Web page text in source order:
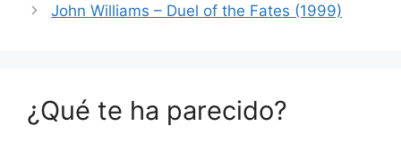
John Williams – Duel of the Fates (1999)
¿Qué te ha parecido?